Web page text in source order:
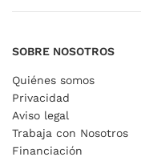
SOBRE NOSOTROS
Quiénes somos
Privacidad
Aviso legal
Trabaja con Nosotros
Financiación